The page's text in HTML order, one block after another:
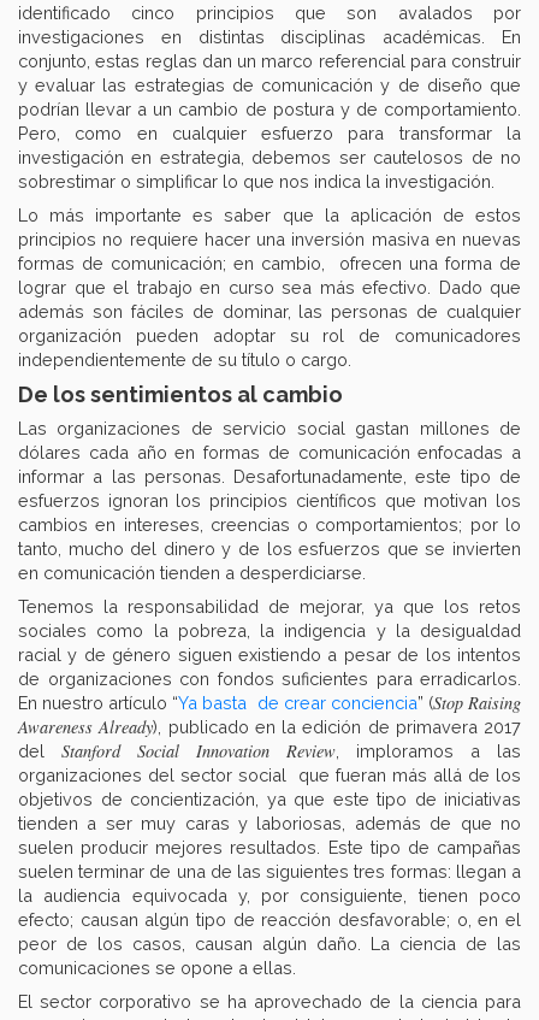
identificado cinco principios que son avalados por
investigaciones en distintas disciplinas académicas. En
conjunto, estas reglas dan un marco referencial para construir
y evaluar las estrategias de comunicación y de diseño que
podrían llevar a un cambio de postura y de comportamiento.
Pero, como en cualquier esfuerzo para transformar la
investigación en estrategia, debemos ser cautelosos de no
sobrestimar o simplificar lo que nos indica la investigación.
Lo más importante es saber que la aplicación de estos
principios no requiere hacer una inversión masiva en nuevas
formas de comunicación; en cambio, ofrecen una forma de
lograr que el trabajo en curso sea más efectivo. Dado que
además son fáciles de dominar, las personas de cualquier
organización pueden adoptar su rol de comunicadores
independientemente de su título o cargo.
De los sentimientos al cambio
Las organizaciones de servicio social gastan millones de
dólares cada año en formas de comunicación enfocadas a
informar a las personas. Desafortunadamente, este tipo de
esfuerzos ignoran los principios científicos que motivan los
cambios en intereses, creencias o comportamientos; por lo
tanto, mucho del dinero y de los esfuerzos que se invierten
en comunicación tienden a desperdiciarse.
Tenemos la responsabilidad de mejorar, ya que los retos
sociales como la pobreza, la indigencia y la desigualdad
racial y de género siguen existiendo a pesar de los intentos
de organizaciones con fondos suficientes para erradicarlos.
En nuestro artículo “Ya basta de crear conciencia” (Stop Raising
Awareness Already), publicado en la edición de primavera 2017
del Stanford Social Innovation Review , imploramos a las
organizaciones del sector social que fueran más allá de los
objetivos de concientización, ya que este tipo de iniciativas
tienden a ser muy caras y laboriosas, además de que no
suelen producir mejores resultados. Este tipo de campañas
suelen terminar de una de las siguientes tres formas: llegan a
la audiencia equivocada y, por consiguiente, tienen poco
efecto; causan algún tipo de reacción desfavorable; o, en el
peor de los casos, causan algún daño. La ciencia de las
comunicaciones se opone a ellas.
El sector corporativo se ha aprovechado de la ciencia para